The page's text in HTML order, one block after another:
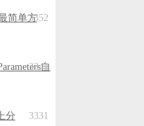
简单方3352
自
3341
分 3331